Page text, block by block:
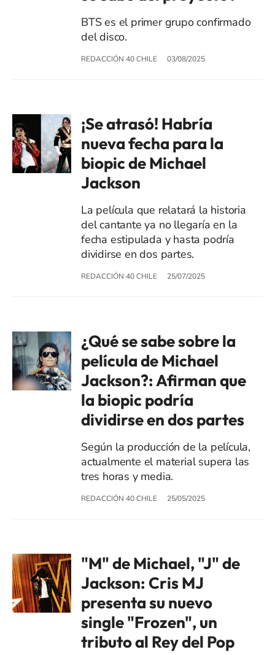
BTS es el primer grupo confirmado
del disco.
REDACCIÓN 40 CHILE 03/08/2025
¡Se atrasó! Habría
nueva fecha para la
biopic de Michael
Jackson
La película que relatará la historia
del cantante ya no llegaría en la
fecha estipulada y hasta podría
dividirse en dos partes.
REDACCIÓN 40 CHILE 25/07/2025
¿Qué se sabe sobre la
película de Michael
Jackson?: Afirman que
la biopic podría
dividirse en dos partes
Según la producción de la película,
actualmente el material supera las
tres horas y media.
REDACCIÓN 40 CHILE 25/05/2025
"M" de Michael, "J" de
Jackson: Cris MJ
presenta su nuevo
single "Frozen", un
tributo al Rey del Pop